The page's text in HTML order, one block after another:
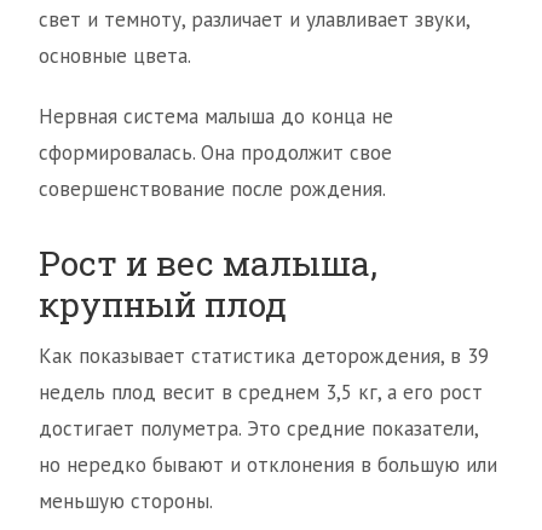
свет и темноту, различает и улавливает звуки,
основные цвета.
Нервная система малыша до конца не
сформировалась. Она продолжит свое
совершенствование после рождения.
Рост и вес малыша,
крупный плод
Как показывает статистика деторождения, в 39
недель плод весит в среднем 3,5 кг, а его рост
достигает полуметра. Это средние показатели,
но нередко бывают и отклонения в большую или
меньшую стороны.